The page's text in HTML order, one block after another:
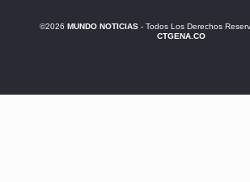
©2026 MUNDO NOTICIAS- Todos Los Derechos
CTGENA.CO